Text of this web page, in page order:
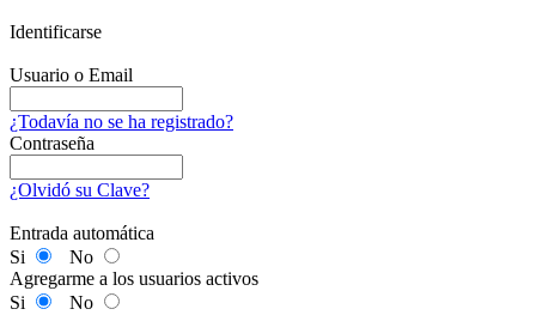
Identificarse
Usuario o Email
¿Todavía no se ha registrado?
Contraseña
¿Olvidó su Clave?
Entrada automática
Si
No
Agregarme a los usuarios activos
Si
No